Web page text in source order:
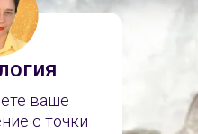
ваше
с точки